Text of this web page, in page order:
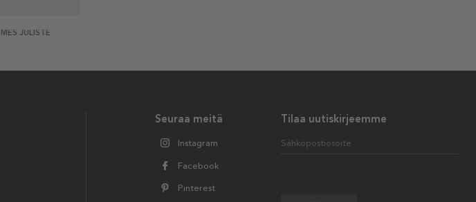
JULISTE
Tilaa uutiskirjeemme
Sähköpostiosoite
Seuraa meitä
Instagram
Facebook
Pinterest